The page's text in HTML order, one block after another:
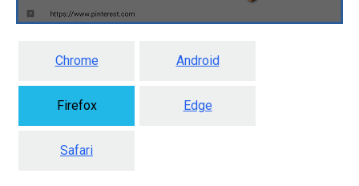
Chrome Android
Firefox Edge
Safari